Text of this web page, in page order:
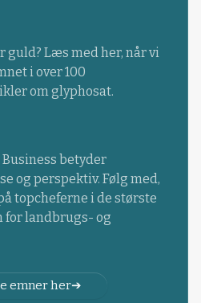
guld? Læs med her, når vi
i over 100
om glyphosat.
betyder
og perspektiv. Følg med,
topcheferne i de største
for landbrugs- og
emner her